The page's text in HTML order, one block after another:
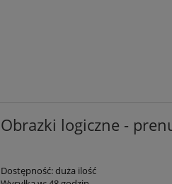
Obrazki logiczne -
Dostępność:duża ilość